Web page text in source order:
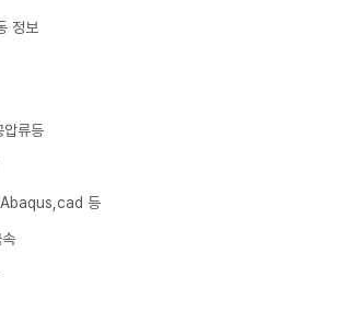
정보
압류등
Abaqus,cad 등